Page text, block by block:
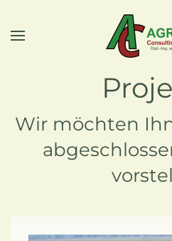
Skip to main content
Wir möchten